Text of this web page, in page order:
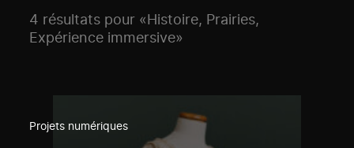
4 résultats pour «Histoire, Prairies,
Expérience immersive»
Projets numériques